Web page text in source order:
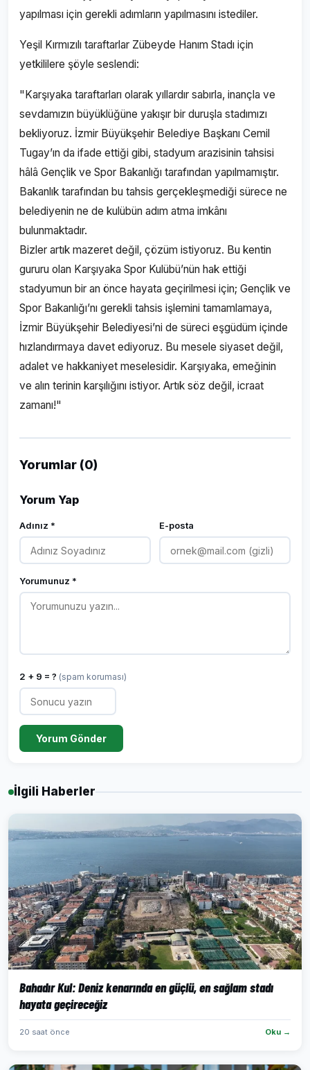
yapılması için gerekli adımların yapılmasını istediler.
Yeşil Kırmızılı taraftarlar Zübeyde Hanım Stadı için
yetkililere şöyle seslendi:
"Karşıyaka taraftarları olarak yıllardır sabırla, inançla ve
sevdamızın büyüklüğüne yakışır bir duruşla stadımızı
bekliyoruz. İzmir Büyükşehir Belediye Başkanı Cemil
Tugay’ın da ifade ettiği gibi, stadyum arazisinin tahsisi
hâlâ Gençlik ve Spor Bakanlığı tarafından yapılmamıştır.
Bakanlık tarafından bu tahsis gerçekleşmediği sürece ne
belediyenin ne de kulübün adım atma imkânı
bulunmaktadır.
Bizler artık mazeret değil, çözüm istiyoruz. Bu kentin
gururu olan Karşıyaka Spor Kulübü’nün hak ettiği
stadyumun bir an önce hayata geçirilmesi için; Gençlik ve
Spor Bakanlığı’nı gerekli tahsis işlemini tamamlamaya,
İzmir Büyükşehir Belediyesi’ni de süreci eşgüdüm içinde
hızlandırmaya davet ediyoruz. Bu mesele siyaset değil,
adalet ve hakkaniyet meselesidir. Karşıyaka, emeğinin
ve alın terinin karşılığını istiyor. Artık söz değil, icraat
zamanı!"
Yorumlar (0)
Yorum Yap
Adınız * E-posta
Yorumunuz *
2 + 9 = ? (spam koruması)
Yorum Gönder
İlgili Haberler
Bahadır Kul: Deniz kenarında en güçlü, en sağlam stadı
hayata geçireceğiz
20 saat önce Oku →